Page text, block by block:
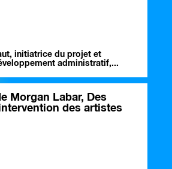
initiatrice du projet et
administratif,...
Morgan Labar, Des
des artistes